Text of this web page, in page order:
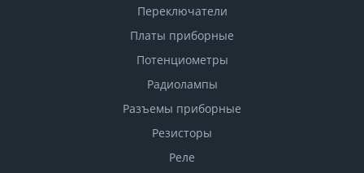
Переключатели
Платы приборные
Потенциометры
Радиолампы
Разъемы приборные
Резисторы
Реле